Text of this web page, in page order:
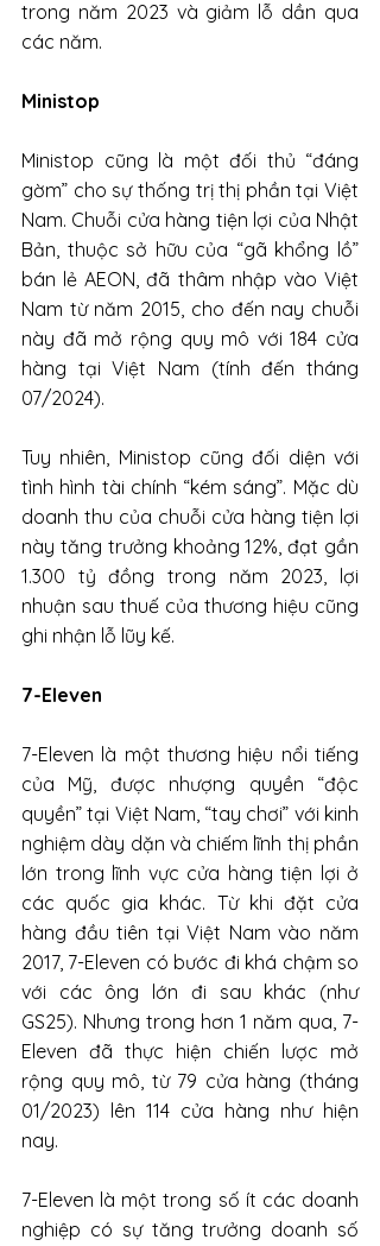
trong năm 2023 và giảm lỗ dần qua
các năm.
Ministop
Ministop cũng là một đối thủ “đáng
gờm” cho sự thống trị thị phần tại Việt
Nam. Chuỗi cửa hàng tiện lợi của Nhật
Bản, thuộc sở hữu của “gã khổng lồ”
bán lẻ AEON, đã thâm nhập vào Việt
Nam từ năm 2015, cho đến nay chuỗi
này đã mở rộng quy mô với 184 cửa
hàng tại Việt Nam (tính đến tháng
07/2024).
Tuy nhiên, Ministop cũng đối diện với
tình hình tài chính “kém sáng”. Mặc dù
doanh thu của chuỗi cửa hàng tiện lợi
này tăng trưởng khoảng 12%, đạt gần
1.300 tỷ đồng trong năm 2023, lợi
nhuận sau thuế của thương hiệu cũng
ghi nhận lỗ lũy kế.
7-Eleven
7-Eleven là một thương hiệu nổi tiếng
của Mỹ, được nhượng quyền “độc
quyền” tại Việt Nam, “tay chơi” với kinh
nghiệm dày dặn và chiếm lĩnh thị phần
lớn trong lĩnh vực cửa hàng tiện lợi ở
các quốc gia khác. Từ khi đặt cửa
hàng đầu tiên tại Việt Nam vào năm
2017, 7-Eleven có bước đi khá chậm so
với các ông lớn đi sau khác (như
GS25). Nhưng trong hơn 1 năm qua, 7-
Eleven đã thực hiện chiến lược mở
rộng quy mô, từ 79 cửa hàng (tháng
01/2023) lên 114 cửa hàng như hiện
nay.
7-Eleven là một trong số ít các doanh
nghiệp có sự tăng trưởng doanh số